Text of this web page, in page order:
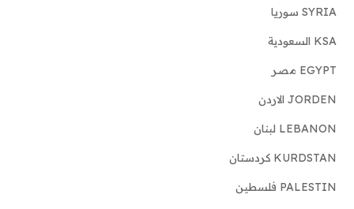
SYRIA سوريا
KSA السعودية
EGYPT مصر
JORDEN الاردن
LEBANON لبنان
KURDSTAN كردستان
PALESTIN فلسطين